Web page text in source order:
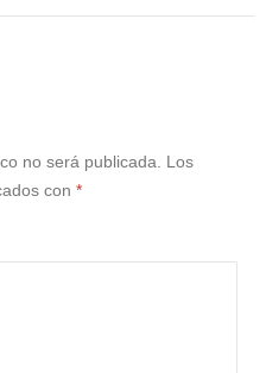
no será publicada. Los
con *